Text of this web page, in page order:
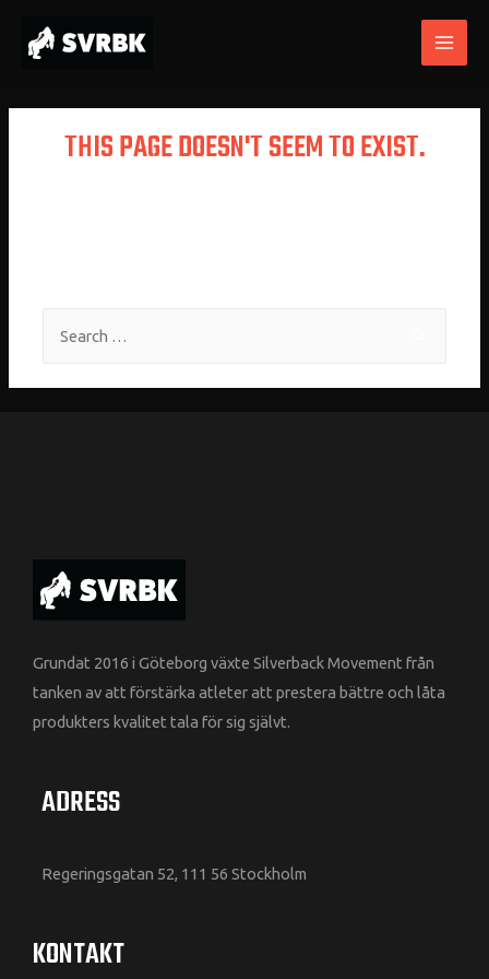
THIS PAGE DOESN'T SEEM TO EXIST.
Grundat 2016 i Göteborg växte Silverback Movement från
tanken av att förstärka atleter att prestera bättre och låta
produkters kvalitet tala för sig självt.
ADRESS
Regeringsgatan 52, 111 56 Stockholm
KONTAKT